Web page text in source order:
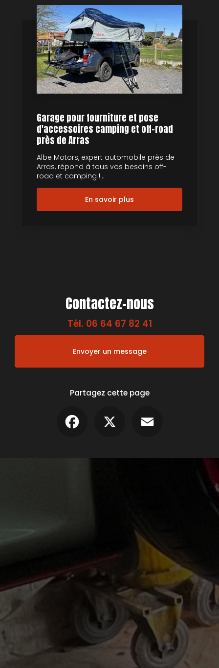
Garage pour fourniture et pose
d'accessoires camping et off-road
près de Arras
Albe Motors, expert automobile près de
Arras, répond à tous vos besoins off-
road et camping !...
En savoir plus
Contactez-nous
Tél. 06 64 67 82 41
Envoyer un message
Partagez cette page